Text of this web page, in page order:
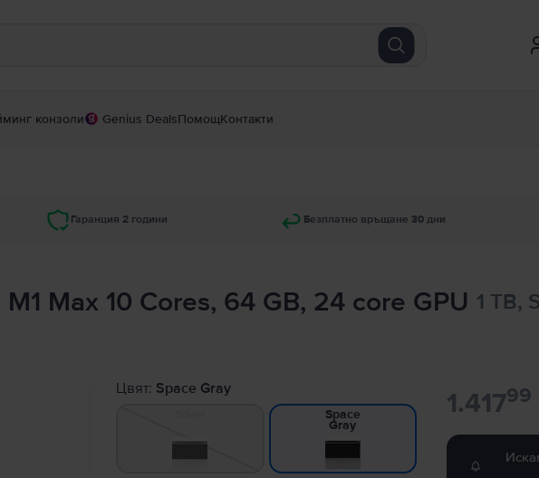
конзоли Genius DealsПомощКонтакти
Гаранция 2 години Безплатно връщане 30 дни
Max 10 Cores, 64 GB, 24 core GPU 1 TB,
Цвят: Space Gray
Space
Gray
1.41799